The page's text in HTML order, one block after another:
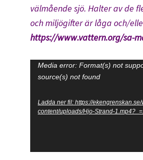
välmående sjö. Halter av de
och miljögifter är låga och/
https://www.vattern.org/sa-
Videospelare
Media error: Format(s) not
source(s) not found
Ladda ner fil: https://ekengrenskan.se/
content/uploads/Hjo-Strand-